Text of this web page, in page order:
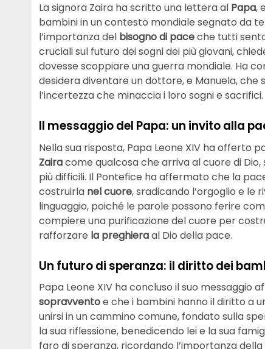
La signora Zaira ha scritto una lettera al Papa,
bambini in un contesto mondiale segnato da
l’importanza del bisogno di paceche tutti
cruciali sul futuro dei sogni dei più giovani,
dovesse scoppiare una guerra mondiale. Ha
desidera diventare un dottore, e Manuela,
l’incertezza che minaccia i loro sogni e sacrifici.
Il messaggio del Papa: un invito alla
Nella sua risposta, Papa Leone XIV ha offerto
Zairacome qualcosa che arriva al cuore di
più difficili. Il Pontefice ha affermato che la
costruirla nel cuore, sradicando l’orgoglio e le
linguaggio, poiché le parole possono ferire
compiere una purificazione del cuore per
rafforzare la preghieraal Dio della pace.
Un futuro di speranza: il diritto dei
Papa Leone XIV ha concluso il suo messaggio
sopravventoe che i bambini hanno il diritto a
unirsi in un cammino comune, fondato sulla
la sua riflessione, benedicendo lei e la sua
faro di speranza, ricordando l’importanza